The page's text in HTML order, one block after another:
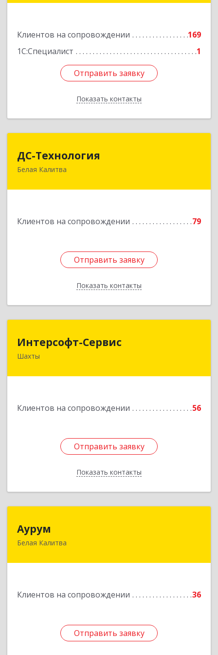
Клиентов на сопровождении
169
1С:Специалист
1
Отправить заявку
Показать контакты
Подробнее
Отправить заявку
Назад
ДС-Технология
Белая Калитва
Клиентов на сопровождении 79
Отправить заявку
Показать контакты
347045, Ростовская обл, Белокалитвинский р-н,
Отправить заявку
Назад
Интерсофт-Сервис
Шахты
Клиентов на сопровождении 56
Отправить заявку
Показать контакты
346480, Ростовская обл, Шахты г, Советская ул,
Отправить заявку
Назад
Аурум
Белая Калитва
Клиентов на сопровождении 36
Отправить заявку
347044, Ростовская обл, Белокалитвинский р-н,
Отправить заявку